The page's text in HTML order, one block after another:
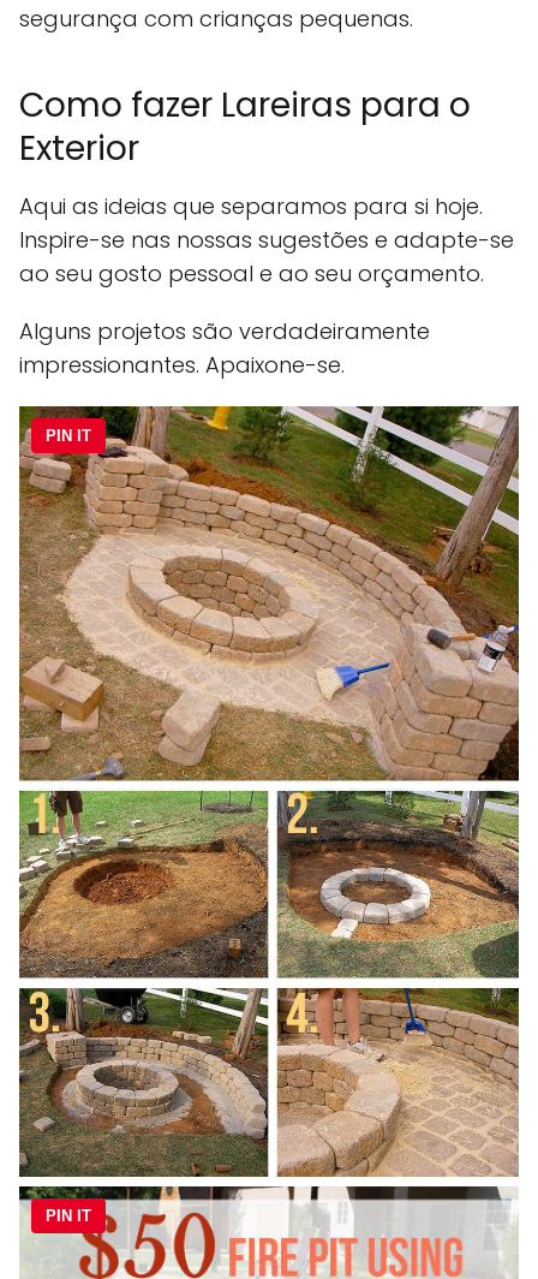
segurança com crianças pequenas.
Como fazer Lareiras para o
Exterior
Aqui as ideias que separamos para si hoje.
Inspire-se nas nossas sugestões e adapte-se
ao seu gosto pessoal e ao seu orçamento.
Alguns projetos são verdadeiramente
impressionantes. Apaixone-se.
PIN IT
PIN IT